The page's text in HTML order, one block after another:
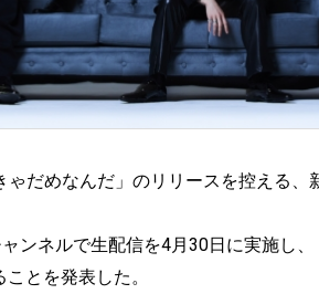
だめなんだ」のリリースを控える、新
ンネルで生配信を4月30日に実施し
とを発表した。